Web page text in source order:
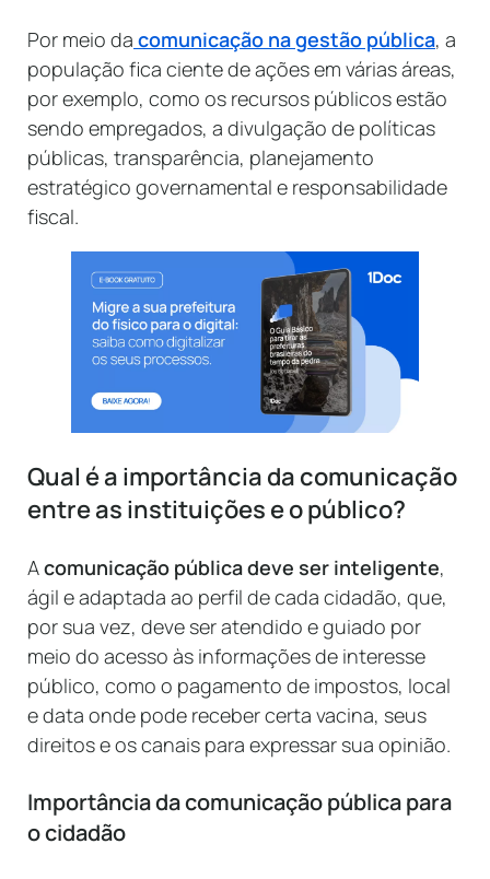
Por meio da comunicação na gestão pública, a
população fica ciente de ações em várias áreas,
por exemplo, como os recursos públicos estão
sendo empregados, a divulgação de políticas
públicas, transparência, planejamento
estratégico governamental e responsabilidade
fiscal.
Qual é a importância da comunicação
entre as instituições e o público?
Acomunicação pública deve ser inteligente,
ágil e adaptada ao perfil de cada cidadão, que,
por sua vez, deve ser atendido e guiado por
meio do acesso às informações de interesse
público, como o pagamento de impostos, local
e data onde pode receber certa vacina, seus
direitos e os canais para expressar sua opinião.
Importância da comunicação pública para
o cidadão